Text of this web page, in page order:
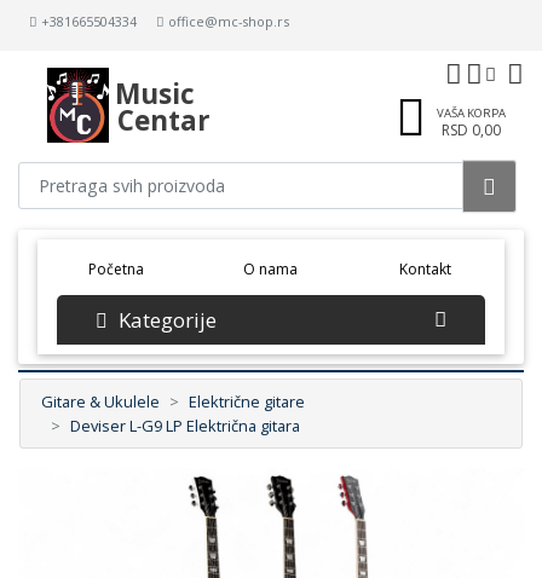
+381665504334 office@mc-shop.rs
Music
Centar VAŠA KORPA
RSD 0,00
Početna(current) O nama Kontakt
Kategorije
Gitare & Ukulele
Električne gitare
Deviser L-G9 LP Električna gitara